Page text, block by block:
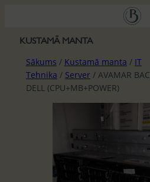
saturuKUSTAMĀ MANTA
Sākums / Kustamā manta / IT
Tehnika / Server/ AVAMAR
DELL (CPU+MB+POWER)